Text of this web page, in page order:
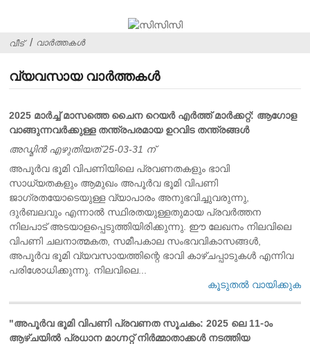
വീട് വാർത്തകൾ
വ്യവസായ വാർത്തകൾ
2025 മാർച്ച് മാസത്തെ ചൈന റെയർ എർത്ത് മാർക്കറ്റ്: ആഗോള
വാങ്ങുന്നവർക്കുള്ള തന്ത്രപരമായ ഉറവിട തന്ത്രങ്ങൾ
അഡ്മിൻ എഴുതിയത് 25-03-31 ന്
അപൂർവ ഭൂമി വിപണിയിലെ പ്രവണതകളും ഭാവി
സാധ്യതകളും ആമുഖം അപൂർവ ഭൂമി വിപണി
ജാഗ്രതയോടെയുള്ള വ്യാപാരം അനുഭവിച്ചുവരുന്നു,
ദുർബലവും എന്നാൽ സ്ഥിരതയുള്ളതുമായ പ്രവർത്തന
നിലപാട് അടയാളപ്പെടുത്തിയിരിക്കുന്നു. ഈ ലേഖനം നിലവിലെ
വിപണി ചലനാത്മകത, സമീപകാല സംഭവവികാസങ്ങൾ,
അപൂർവ ഭൂമി വ്യവസായത്തിന്റെ ഭാവി കാഴ്ചപ്പാടുകൾ എന്നിവ
പരിശോധിക്കുന്നു. നിലവിലെ...
കൂടുതൽ വായിക്കുക
"അപൂർവ ഭൂമി വിപണി പ്രവണത സൂചകം: 2025 ലെ 11-ാം
ആഴ്ചയിൽ പ്രധാന മാഗ്നറ്റ് നിർമ്മാതാക്കൾ നടത്തിയ